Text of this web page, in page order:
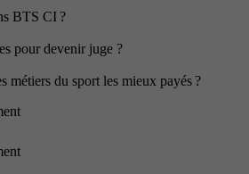
BTS CI ?
pour devenir juge ?
métiers du sport les mieux payés ?